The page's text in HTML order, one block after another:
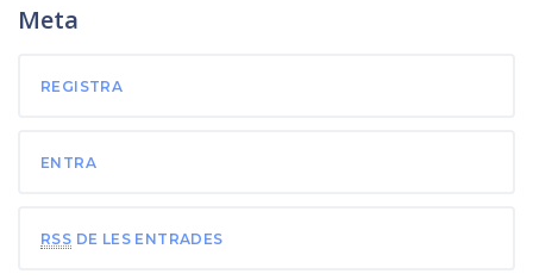
Meta
REGISTRA
ENTRA
RSS DE LES ENTRADES